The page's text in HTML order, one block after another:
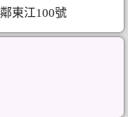
東江100號